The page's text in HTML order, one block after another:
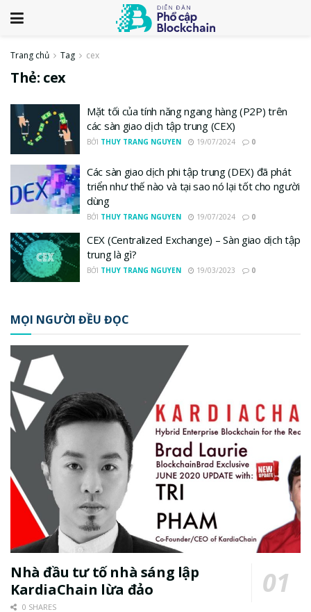
Trang chủ Tag cex
Thẻ: cex
Mặt tối của tính năng ngang hàng (P2P) trên
các sàn giao dịch tập trung (CEX)
BỞI THUY TRANG NGUYEN 19/07/2024 0
Các sàn giao dịch phi tập trung (DEX) đã phát
triển như thế nào và tại sao nó lại tốt cho người
dùng
BỞI THUY TRANG NGUYEN 19/07/2024 0
CEX (Centralized Exchange) – Sàn giao dịch tập
trung là gì?
BỞI THUY TRANG NGUYEN 19/03/2023 0
MỌI NGƯỜI ĐỀU ĐỌC
Nhà đầu tư tố nhà sáng lập
KardiaChain lừa đảo
0 SHARES